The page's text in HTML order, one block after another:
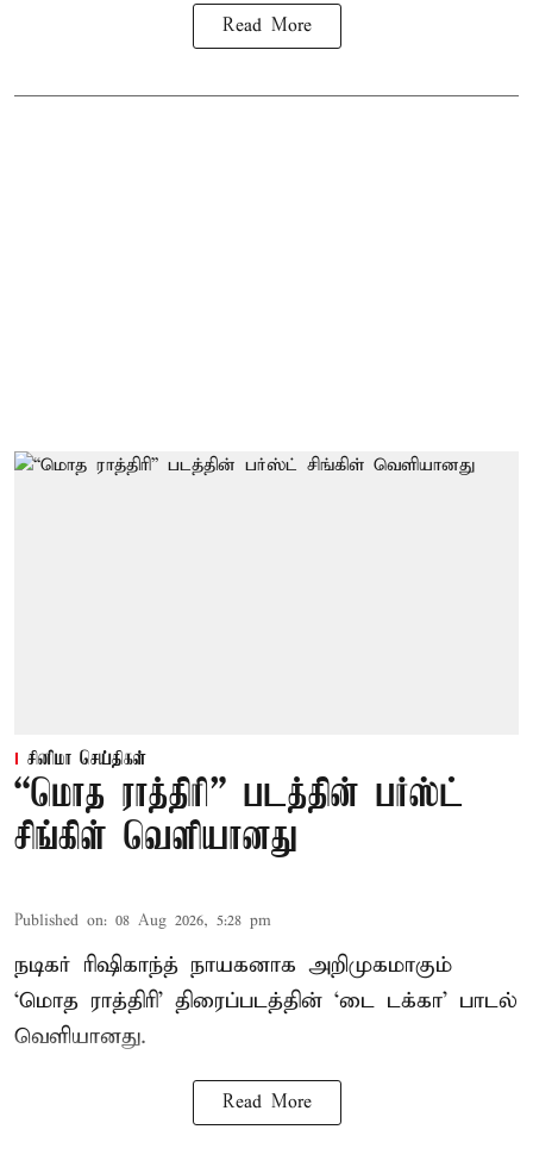
Read More
சினிமா செய்திகள்
“மொத ராத்திரி” படத்தின் பர்ஸ்ட்
சிங்கிள் வெளியானது
Published on: 08 Aug 2026, 5:28 pm
நடிகர் ரிஷிகாந்த் நாயகனாக அறிமுகமாகும்
‘மொத ராத்திரி’ திரைப்படத்தின் ‘டை டக்கா’ பாடல்
வெளியானது.
Read More